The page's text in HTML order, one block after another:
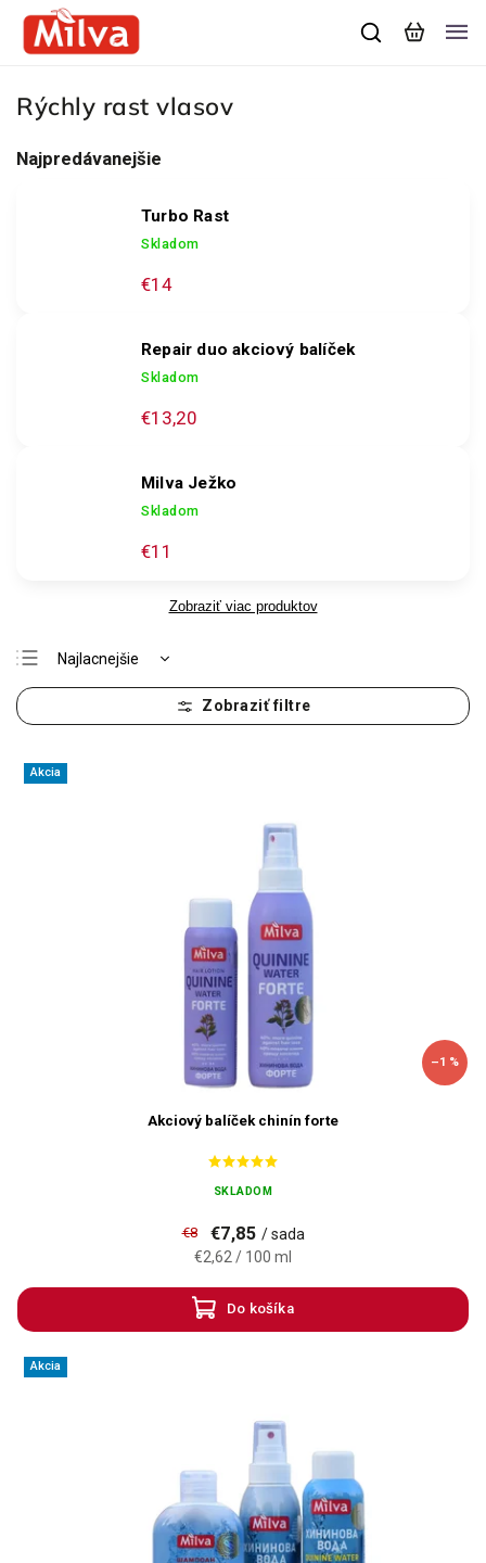
Rýchly rast vlasov
Najpredávanejšie
Turbo Rast
Skladom
€14
Repair duo akciový balíček
Skladom
€13,20
Milva Ježko
Skladom
€11
Zobraziť viac produktov
Odporúčame
Najlacnejšie
Najdrahšie
Najpredávanejšie
Akcia
–1 %
Akciový balíček chinín forte
SKLADOM
€8 €7,85 / sada
€2,62 / 100 ml
Do košíka
Akcia